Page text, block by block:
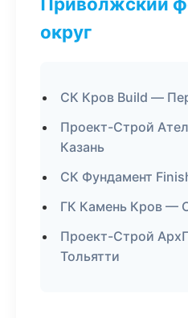
округ
СК Кров Build —
Проект-Строй
Казань
СК Фундамент
ГК Камень Кров —
Проект-Строй
Тольятти